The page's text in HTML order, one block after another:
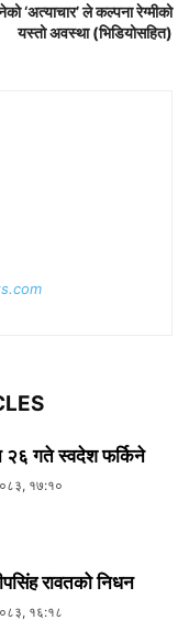
‘अत्याचार’ ले कल्पना रेग्मीको
यस्तो अवस्था (भिडियोसहित)
२६ गते स्वदेश फर्किने
१७:१०
रावतको निधन
१६:१८